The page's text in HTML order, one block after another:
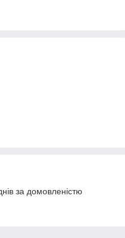
за домовленістю